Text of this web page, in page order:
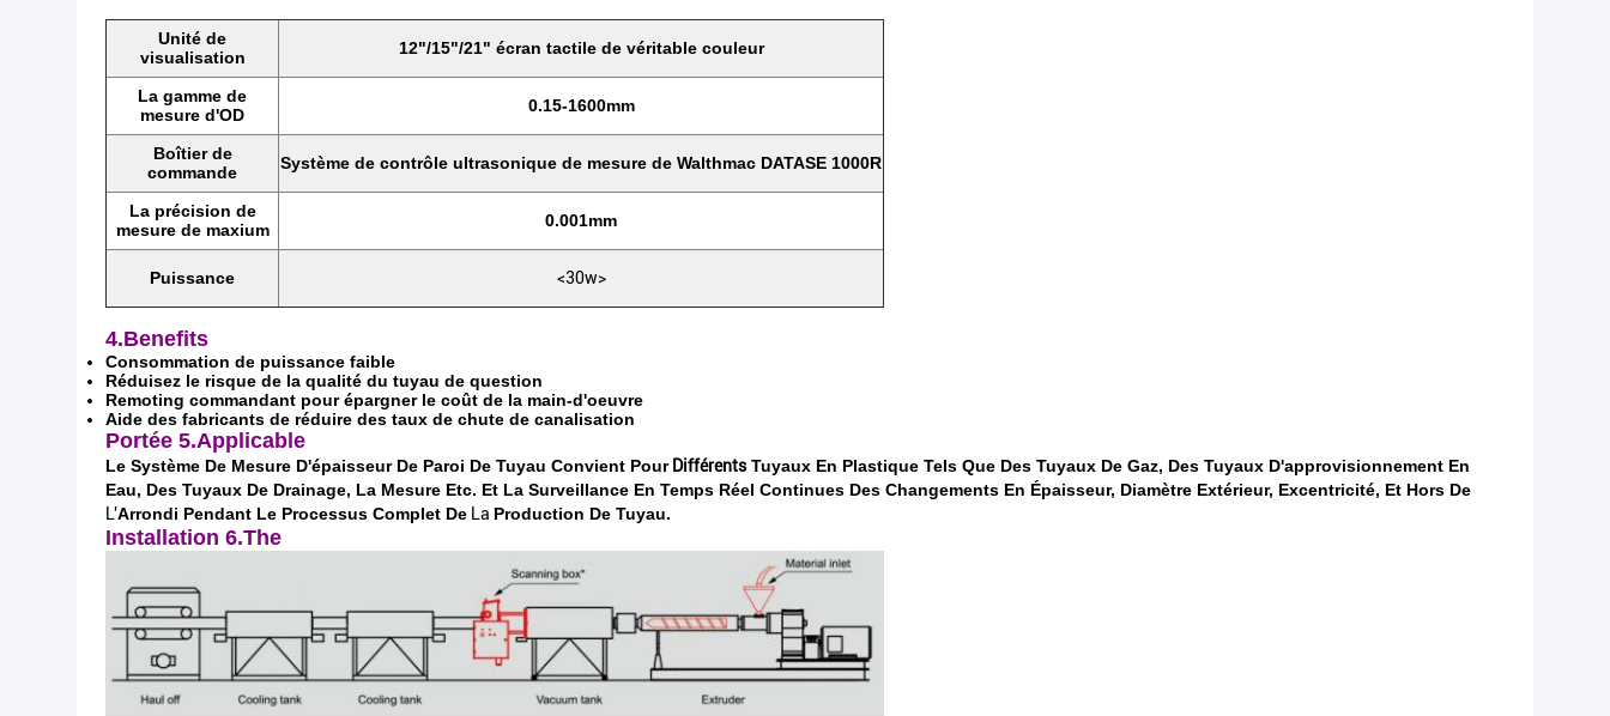
Unité de
visualisation
12"/15"/21" écran tactile de véritable couleur
La gamme de
mesure d'OD
0.15-1600mm
Boîtier de
commande
Système de contrôle ultrasonique de mesure de Walthmac DATASE 1000R
La précision de
mesure de maxium
0.001mm
Puissance <30w>
4.Benefits
Consommation de puissance faible
Réduisez le risque de la qualité du tuyau de question
Remoting commandant pour épargner le coût de la main-d'oeuvre
Aide des fabricants de réduire des taux de chute de canalisation
Portée 5.Applicable
Le Système De Mesure D'épaisseur De Paroi De Tuyau Convient PourDifférentsTuyaux En Plastique Tels Que Des Tuyaux De Gaz, Des Tuyaux D'approvisionnement En
Eau, Des Tuyaux De Drainage, La Mesure Etc. Et La Surveillance En Temps Réel Continues Des Changements En Épaisseur, Diamètre Extérieur, Excentricité, Et Hors De
L'Arrondi Pendant Le Processus Complet De La Production De Tuyau.
Installation 6.The